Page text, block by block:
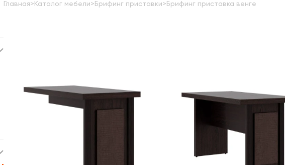
Главная> Каталог мебели> Брифинг приставки> Брифинг приставка венге